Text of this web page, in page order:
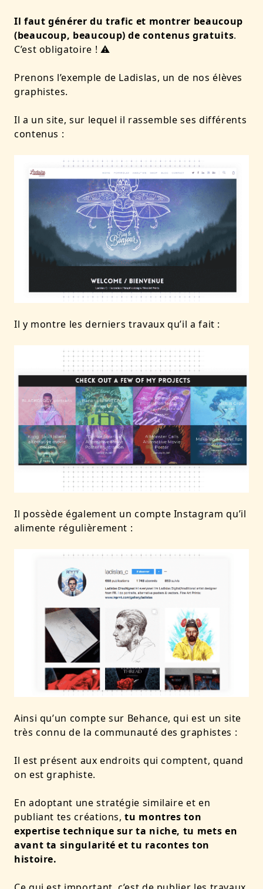
Il faut générer du trafic et montrer beaucoup
(beaucoup, beaucoup) de contenus gratuits.
C’est obligatoire ! ⚠
Prenons l’exemple de Ladislas, un de nos élèves
graphistes.
Il a un site, sur lequel il rassemble ses différents
contenus :
Il y montre les derniers travaux qu’il a fait :
Il possède également un compte Instagram qu’il
alimente régulièrement :
Ainsi qu’un compte sur Behance, qui est un site
très connu de la communauté des graphistes :
Il est présent aux endroits qui comptent, quand
on est graphiste.
En adoptant une stratégie similaire et en
publiant tes créations,tu montres ton
expertise technique sur ta niche, tu mets en
avant ta singularité et tu racontes ton
histoire.